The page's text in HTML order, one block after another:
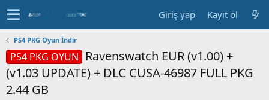
Giriş yap Kayıt ol
PS4 PKG Oyun İndir
PS4 PKG OYUN
Ravenswatch EUR (v1.00) +
(v1.03 UPDATE) + DLC CUSA-46987 FULL PKG
2.44 GB